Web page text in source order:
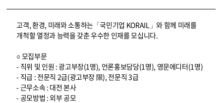
코레일소개_경영공시_채용공고 상세보기 – 내용, 파일, 담당자 연락처로 구성
고객, 환경, 미래와 소통하는「국민기업 KORAIL」와 함께 미래를
개척할 열정과 능력을 갖춘 우수한 인재를 모십니다.
○ 모집부문
- 직위 및 인원 : 광고부장(1명), 언론홍보담당(1명), 영문에디터(1명)
- 직급 : 전문직 2급(광고부장 限), 전문직 3급
- 근무소속 : 대전 본사
- 공모방법 : 외부 공모